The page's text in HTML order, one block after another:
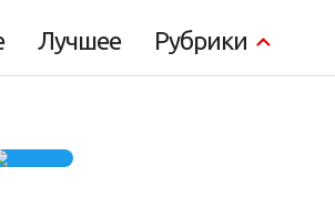
Лучшее Рубрики